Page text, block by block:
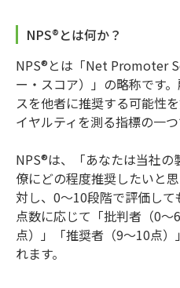
NPS®とは何か？
NPS®とは「Net Promoter
ー・スコア）」の略称です
スを他者に推奨する可能性
イヤルティを測る指標の一つ
NPS®は、「あなたは当社
僚にどの程度推奨したいと
対し、0〜10段階で評価し
点数に応じて「批判者（0
点）」「推奨者（9〜10点
れます。